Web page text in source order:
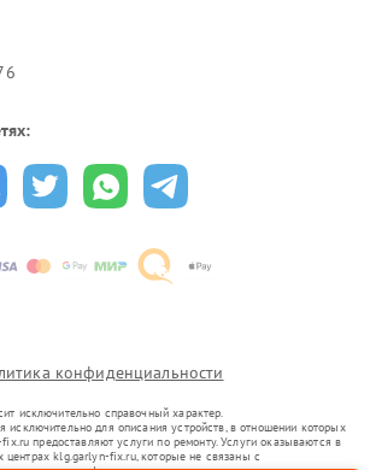
конфиденциальности
исключительно справочный характер.
исключительно для описания устройств, в отношении которых
предоставляют услуги по ремонту. Услуги оказываются в
центрах klg.garlyn-fix.ru, которые не связаны с